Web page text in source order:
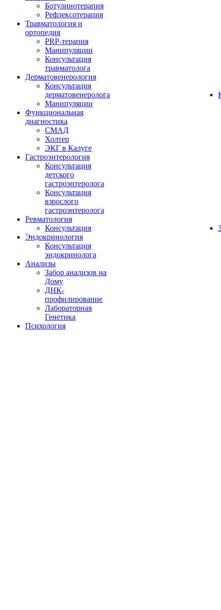
Ботулинотерапия
Рефлексотерапия
Травматология и
ортопедия
PRP-терапия
Манипуляции
Консультация
травматолога
Дерматовенерология
Консультация
дерматовенеролога
Манипуляции
Функциональная
диагностика
СМАД
Холтер
ЭКГ в Калуге
Гастроэнтерология
Консультация
детского
гастроэнтеролога
Консультация
взрослого
гастроэнтеролога
Ревматология
Консультация
Эндокринология
Консультация
эндокринолога
Анализы
Забор анализов на
Дому
ДНК-
профилирование
Лабораторная
Генетика
Психология